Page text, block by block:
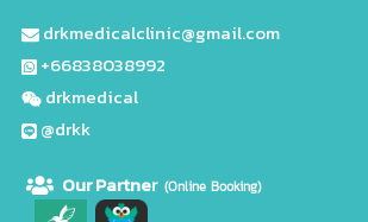
drkmedicalclinic@gmail.com
+66838038992
drkmedical
@drkk
Our Partner (Online Booking)